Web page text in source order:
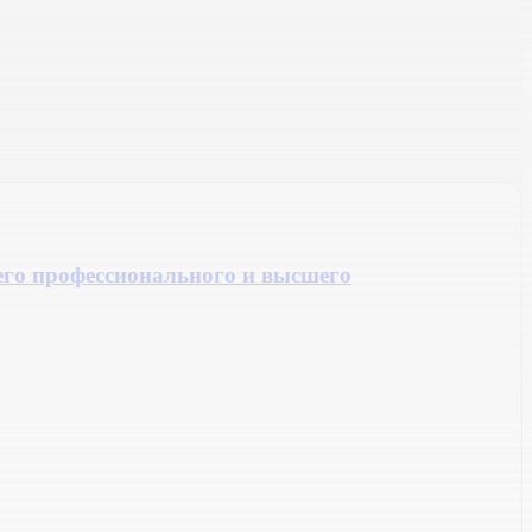
профессионального и высшего